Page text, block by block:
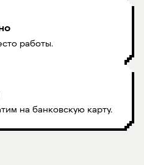
работы.
на банковскую карту.